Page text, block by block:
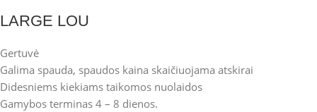
LARGE LOU
Gertuvė
Galima spauda, spaudos kaina skaičiuojama atskirai
Didesniems kiekiams taikomos nuolaidos
Gamybos terminas 4 – 8 dienos.